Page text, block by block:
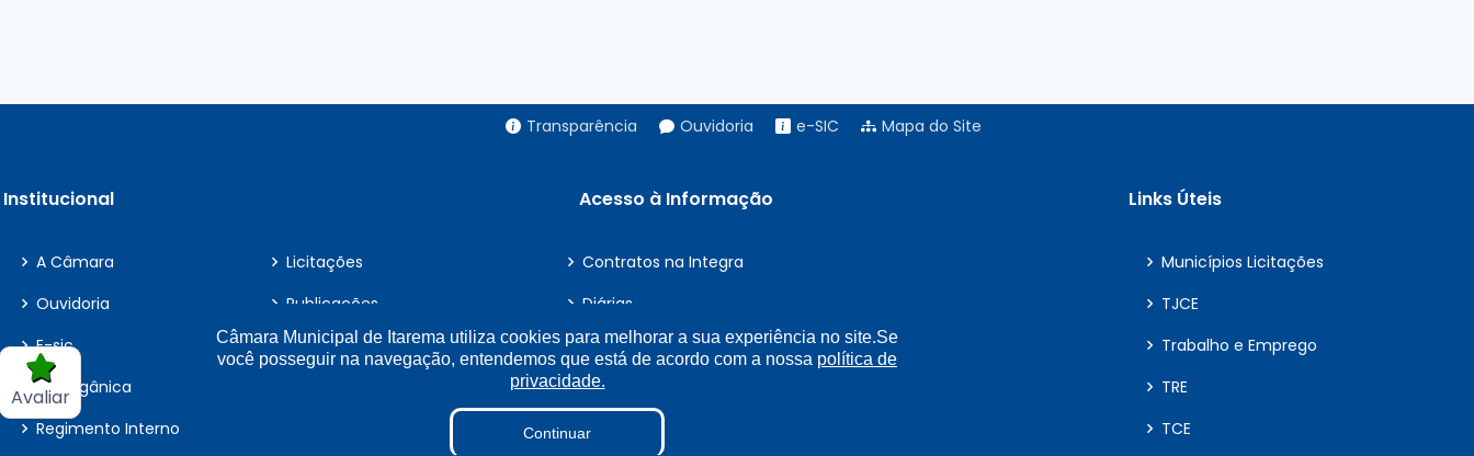
Avaliar
Transparência Ouvidoria e-SIC Mapa do Site
Institucional
A Câmara
Ouvidoria
E-sic
Lei Orgânica
Regimento Interno
Acesso à Informação
Licitações
Contratos na Integra
Publicações
Diárias
Leis Municipais
Portarias
E-Sic
Detalhamento de Pessoal
Links Úteis
Municípios Licitações
TJCE
Trabalho e Emprego
TRE
TCE
Câmara Municipal de Itarema utiliza cookies para melhorar a sua experiência no site.Se
você posseguir na navegação, entendemos que está de acordo com a nossa política de
privacidade.
Continuar